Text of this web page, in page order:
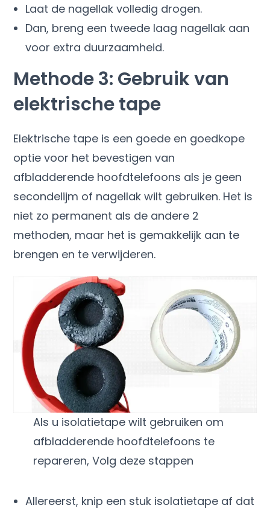
Laat de nagellak volledig drogen.
Dan, breng een tweede laag nagellak aan
voor extra duurzaamheid.
Methode 3: Gebruik van
elektrische tape
Elektrische tape is een goede en goedkope
optie voor het bevestigen van
afbladderende hoofdtelefoons als je geen
secondelijm of nagellak wilt gebruiken. Het is
niet zo permanent als de andere 2
methoden, maar het is gemakkelijk aan te
brengen en te verwijderen.
Als u isolatietape wilt gebruiken om
afbladderende hoofdtelefoons te
repareren, Volg deze stappen
Allereerst, knip een stuk isolatietape af dat